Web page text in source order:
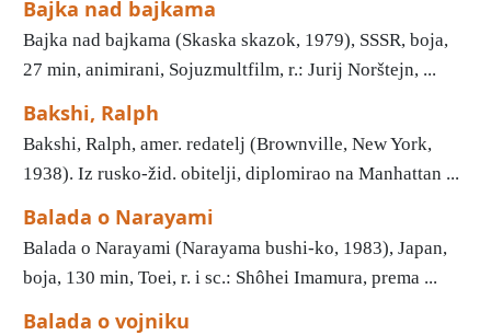
Bajka nad bajkama
Bajka nad bajkama (Skaska skazok, 1979), SSSR, boja,
27 min, animirani, Sojuzmultfilm, r.: Jurij Norštejn, ...
Bakshi, Ralph
Bakshi, Ralph, amer. redatelj (Brownville, New York,
1938). Iz rusko-žid. obitelji, diplomirao na Manhattan ...
Balada o Narayami
Balada o Narayami (Narayama bushi-ko, 1983), Japan,
boja, 130 min, Toei, r. i sc.: Shôhei Imamura, prema ...
Balada o vojniku